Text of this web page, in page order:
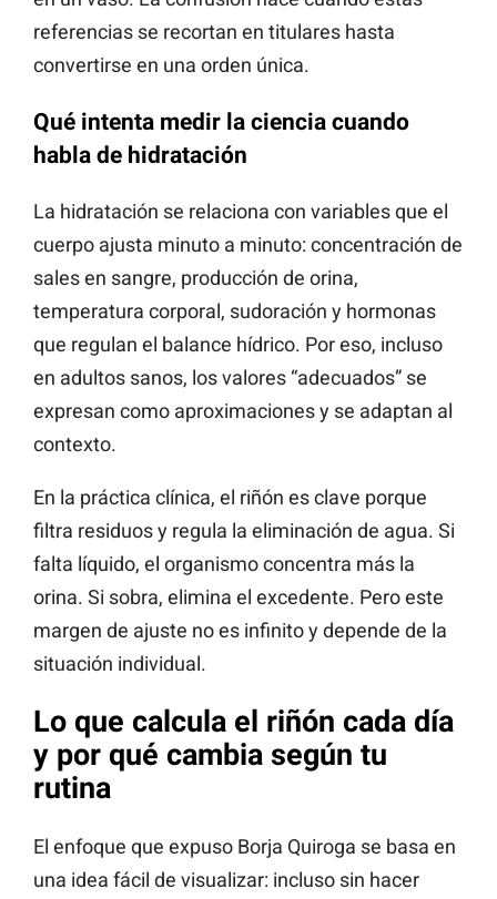
referencias se recortan en titulares hasta
convertirse en una orden única.
Qué intenta medir la ciencia cuando
habla de hidratación
La hidratación se relaciona con variables que el
cuerpo ajusta minuto a minuto: concentración de
sales en sangre, producción de orina,
temperatura corporal, sudoración y hormonas
que regulan el balance hídrico. Por eso, incluso
en adultos sanos, los valores “adecuados” se
expresan como aproximaciones y se adaptan al
contexto.
En la práctica clínica, el riñón es clave porque
filtra residuos y regula la eliminación de agua. Si
falta líquido, el organismo concentra más la
orina. Si sobra, elimina el excedente. Pero este
margen de ajuste no es infinito y depende de la
situación individual.
Lo que calcula el riñón cada día
y por qué cambia según tu
rutina
El enfoque que expuso Borja Quiroga se basa en
una idea fácil de visualizar: incluso sin hacer